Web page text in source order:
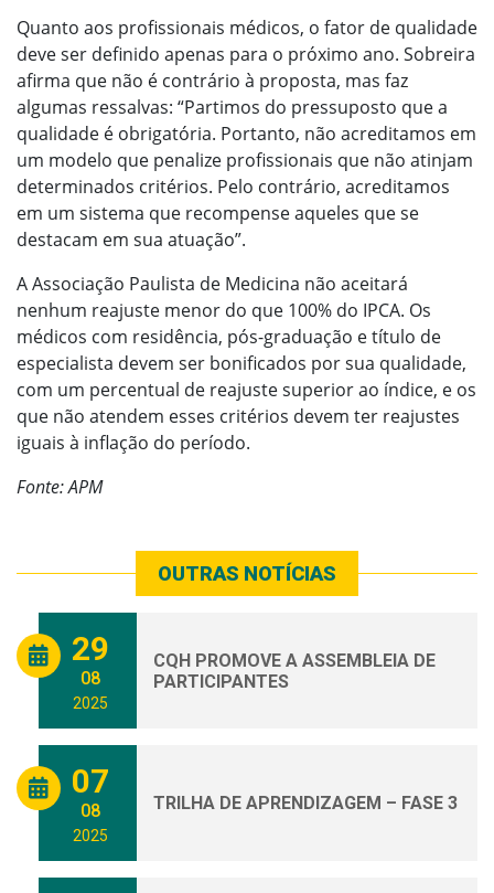
Quanto aos profissionais médicos, o fator de qualidade
deve ser definido apenas para o próximo ano. Sobreira
afirma que não é contrário à proposta, mas faz
algumas ressalvas: “Partimos do pressuposto que a
qualidade é obrigatória. Portanto, não acreditamos em
um modelo que penalize profissionais que não atinjam
determinados critérios. Pelo contrário, acreditamos
em um sistema que recompense aqueles que se
destacam em sua atuação”.
A Associação Paulista de Medicina não aceitará
nenhum reajuste menor do que 100% do IPCA. Os
médicos com residência, pós-graduação e título de
especialista devem ser bonificados por sua qualidade,
com um percentual de reajuste superior ao índice, e os
que não atendem esses critérios devem ter reajustes
iguais à inflação do período.
Fonte: APM
OUTRAS NOTÍCIAS
29
08
2025
CQH PROMOVE A ASSEMBLEIA DE
PARTICIPANTES
07
08
2025
TRILHA DE APRENDIZAGEM – FASE 3